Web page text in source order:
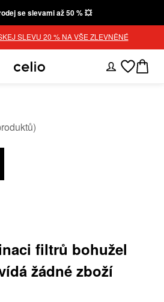
se slevami až 50 % 💥
SLEVU 20 % NA VŠE ZLEVNĚNÉ
)
filtrů bohužel
žádné zboží